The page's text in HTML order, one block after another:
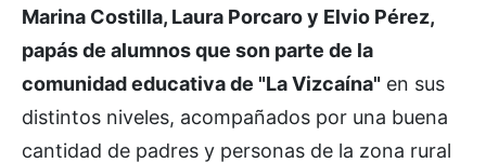
Marina Costilla, Laura Porcaro y Elvio Pérez,
papás de alumnos que son parte de la
comunidad educativa de "La Vizcaína" en sus
distintos niveles, acompañados por una buena
cantidad de padres y personas de la zona rural